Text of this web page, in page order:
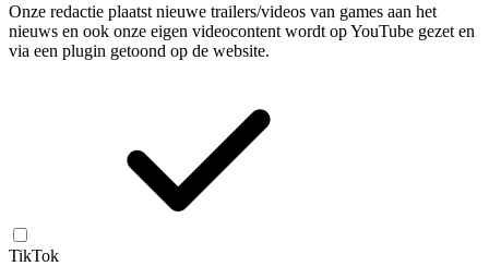
Onze redactie plaatst nieuwe trailers/videos van games aan het
nieuws en ook onze eigen videocontent wordt op YouTube gezet en
via een plugin getoond op de website.
TikTok